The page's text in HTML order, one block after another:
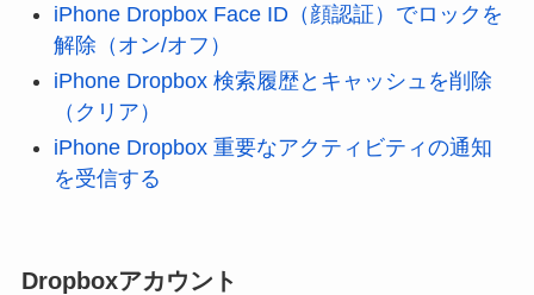
iPhone Dropbox Face ID（顔認証）でロックを
解除（オン/オフ）
iPhone Dropbox 検索履歴とキャッシュを削除
（クリア）
iPhone Dropbox 重要なアクティビティの通知
を受信する
Dropboxアカウント